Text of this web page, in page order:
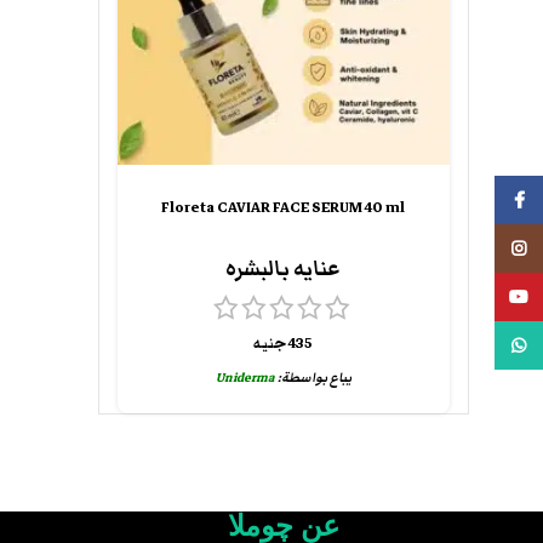
Floreta CAVIAR FACE SERUM 40 ml
عنايه بالبشره
435جنيه
يباع بواسطة:Uniderma
عن چوملا